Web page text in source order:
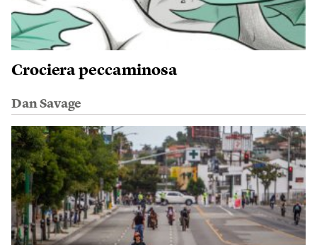
Crociera peccaminosa
Dan Savage